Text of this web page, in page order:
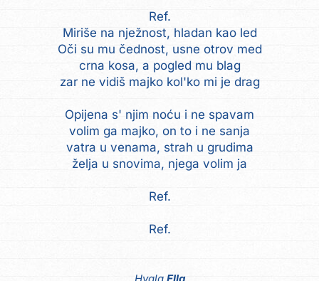
Ref.
Miriše na nježnost, hladan kao led
Oči su mu čednost, usne otrov med
crna kosa, a pogled mu blag
zar ne vidiš majko kol'ko mi je drag
Opijena s' njim noću i ne spavam
volim ga majko, on to i ne sanja
vatra u venama, strah u grudima
želja u snovima, njega volim ja
Ref.
Ref.